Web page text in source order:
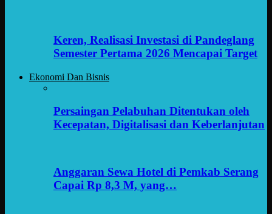
Keren, Realisasi Investasi di Pandeglang
Semester Pertama 2026 Mencapai Target
Ekonomi Dan Bisnis
Persaingan Pelabuhan Ditentukan oleh
Kecepatan, Digitalisasi dan Keberlanjutan
Anggaran Sewa Hotel di Pemkab Serang
Capai Rp 8,3 M, yang…